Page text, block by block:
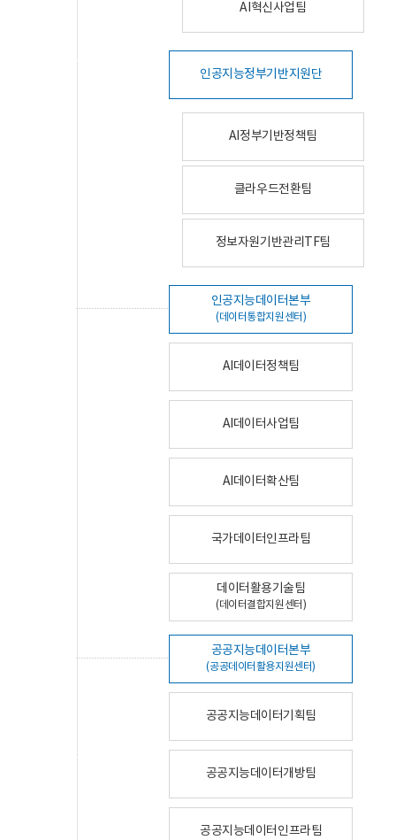
AI혁신사업팀
인공지능정부기반지원단
AI정부기반정책팀
클라우드전환팀
정보자원기반관리TF팀
인공지능데이터본부
(데이터통합지원센터)
AI데이터정책팀
AI데이터사업팀
AI데이터확산팀
국가데이터인프라팀
데이터활용기술팀
(데이터결합지원센터)
공공지능데이터본부
(공공데이터활용지원센터)
공공지능데이터기획팀
공공지능데이터개방팀
공공지능데이터인프라팀